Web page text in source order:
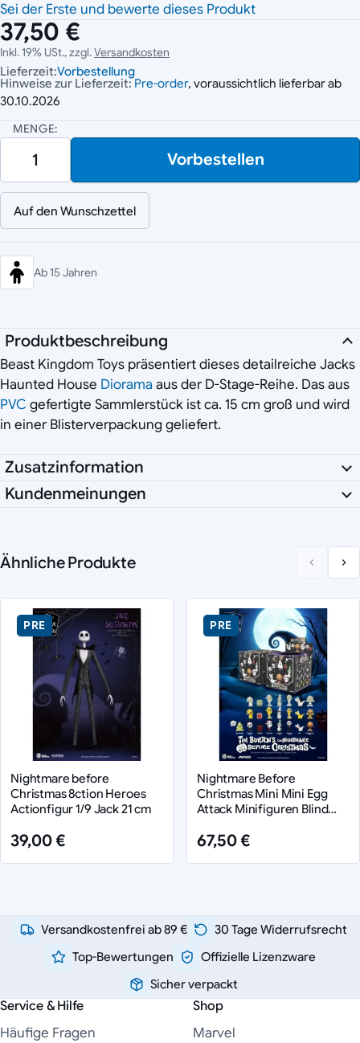
Sei der Erste und bewerte dieses Produkt
37,50 €
Inkl. 19% USt., zzgl.Versandkosten
Lieferzeit:Vorbestellung
Hinweise zur Lieferzeit: Pre-order, voraussichtlich lieferbar ab
30.10.2026
MENGE:
Vorbestellen
Auf den Wunschzettel
Ab 15 Jahren
Produktbeschreibung
Beast Kingdom Toys präsentiert dieses detailreiche Jacks
Haunted House Diorama aus der D-Stage-Reihe. Das aus
PVC gefertigte Sammlerstück ist ca. 15 cm groß und wird
in einer Blisterverpackung geliefert.
Zusatzinformation
Kundenmeinungen
Ähnliche Produkte
PRE
Nightmare before
Christmas 8ction Heroes
Actionfigur 1/9 Jack 21 cm
39,00 €
PRE
Nightmare Before
Christmas Mini Mini Egg
Attack Minifiguren Blind
the Dark)
67,50 €
Versandkostenfrei ab 89 €
30 Tage Widerrufsrecht
Top-Bewertungen
Offizielle Lizenzware
Sicher verpackt
Service & Hilfe
Häufige Fragen
Shop
Marvel